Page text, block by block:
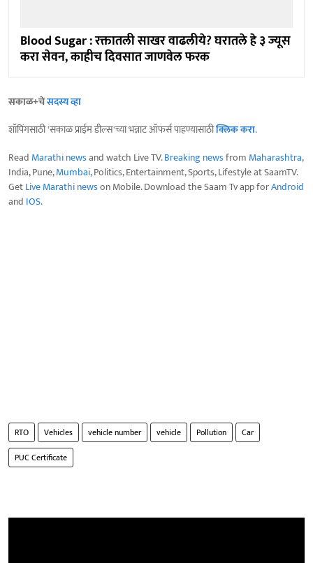
Blood Sugar : रक्तातली साखर वाढलीये? घरातले हे ३ ज्यूस
करा सेवन, काहीच दिवसात जाणवेल फरक
सकाळ+चेसदस्य व्हा
शॉपिंगसाठी 'सकाळ प्राईम डील्स'च्या भन्नाट ऑफर्स पाहण्यासाठीक्लिक करा.
Read Marathi newsand watch Live TV.Breaking newsfrom Maharashtra,
India, Pune,Mumbai, Politics, Entertainment, Sports, Lifestyle at SaamTV.
GetLive Marathi newson Mobile. Download the Saam Tv app forAndroid
and IOS.
RTO Vehicles vehicle number vehicle Pollution
Car
PUC Certificate